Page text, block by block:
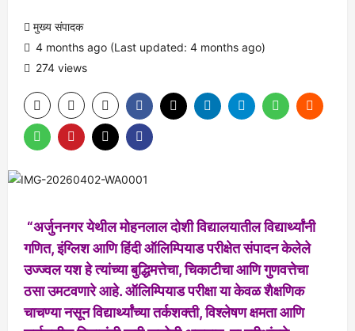
मुख्य संपादक
4 months ago (Last updated: 4 months ago)
274 views
“अर्जुननगर येथील मोहनलाल दोशी विद्यालयातील विद्यार्थ्यांनी
गणित, इंग्लिश आणि हिंदी ऑलिम्पियाड परीक्षेत संपादन केलेले
उज्ज्वल यश हे त्यांच्या बुद्धिमत्तेचा, चिकाटीचा आणि गुणवत्तेचा
ठसा उमटवणारे आहे. ऑलिम्पियाड परीक्षा या केवळ शैक्षणिक
चाचण्या नसून विद्यार्थ्यांच्या तर्कशक्ती, विश्लेषण क्षमता आणि